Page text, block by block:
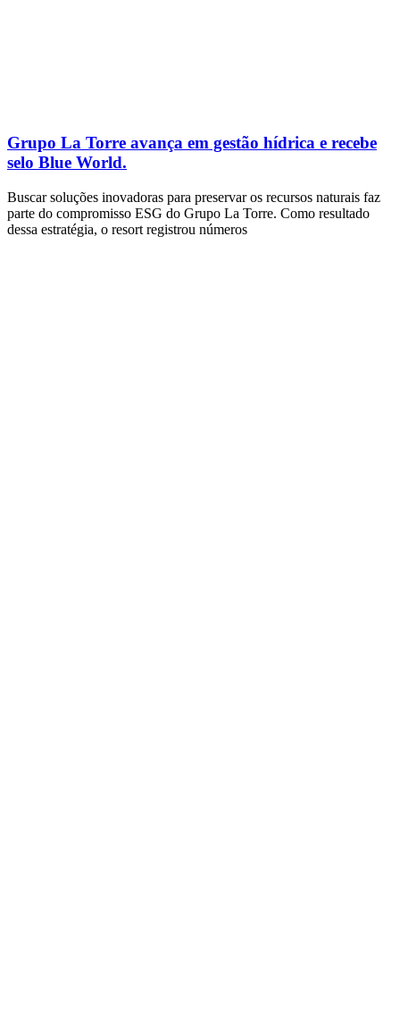
Grupo La Torre avança em gestão hídrica e recebe
selo Blue World.
Buscar soluções inovadoras para preservar os recursos naturais faz
parte do compromisso ESG do Grupo La Torre. Como resultado
dessa estratégia, o resort registrou números